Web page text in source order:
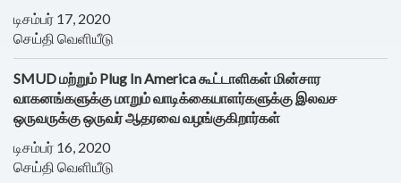
டிசம்பர் 17, 2020
செய்தி வெளியீடு
SMUD மற்றும் Plug In America கூட்டாளிகள் மின்சார
வாகனங்களுக்கு மாறும் வாடிக்கையாளர்களுக்கு இலவச
ஒருவருக்கு ஒருவர் ஆதரவை வழங்குகிறார்கள்
டிசம்பர் 16, 2020
செய்தி வெளியீடு